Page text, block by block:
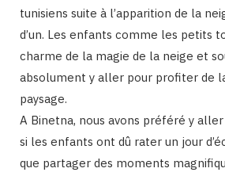
tunisiens suite à l’apparition de la
d’un. Les enfants comme les petits
charme de la magie de la neige et
absolument y aller pour profiter de
paysage.
A Binetna, nous avons préféré y
si les enfants ont dû rater un jour
que partager des moments